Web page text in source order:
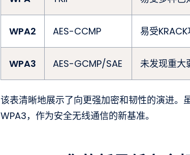
WPA2 AES-CCMP 易受
WPA3 AES-GCMP/SAE 未发现重大
该表清晰地展示了向更强加密和韧性的演进。
WPA3，作为安全无线通信的新基准。